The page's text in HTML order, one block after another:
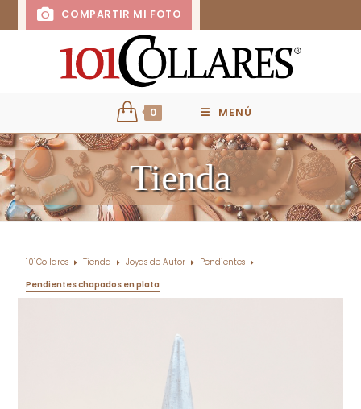
COMPARTIR MI FOTO
0 MENÚ
Tienda
101Collares Tienda Joyas de Autor
Pendientes
Pendientes chapados en plata